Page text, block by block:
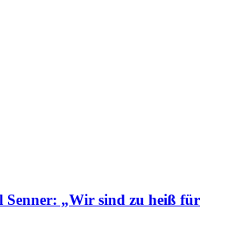
„Wir sind zu heiß für